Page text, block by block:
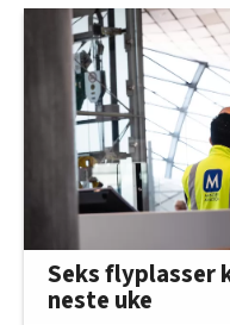
Seks flyplasser
neste uke